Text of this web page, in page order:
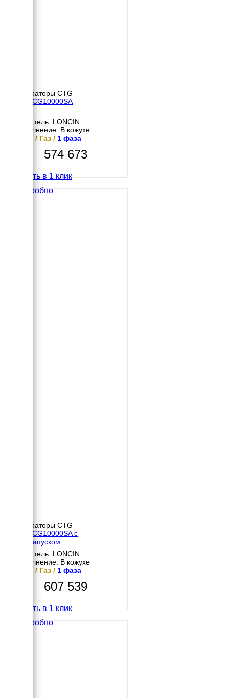
Генераторы CTG
CTG CG10000SA
Двигатель: LONCIN
Исполнение: В кожухе
8 кВт / Газ / 1 фаза
574 673
Купить в 1 клик
Подробно
Генераторы CTG
CTG CG10000SA с
автозапуском
Двигатель: LONCIN
Исполнение: В кожухе
8 кВт / Газ / 1 фаза
607 539
Купить в 1 клик
Подробно